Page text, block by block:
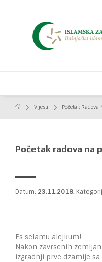
Vijesti Početak Radova
Početak radova na
Datum: 23.11.2018.
Es selamu alejkum!
Nakon zavrsenih
izgradnji prve dzamije